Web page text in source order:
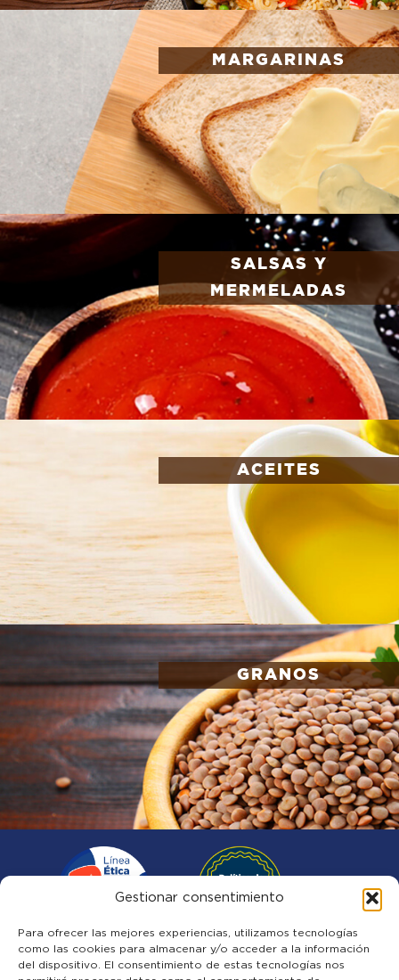
Gestionar consentimiento
Para ofrecer las mejores experiencias, utilizamos tecnologías
como las cookies para almacenar y/o acceder a la información
del dispositivo. El consentimiento de estas tecnologías nos
MARGARINAS
SALSAS Y
MERMELADAS
ACEITES
GRANOS
Quiénes somos